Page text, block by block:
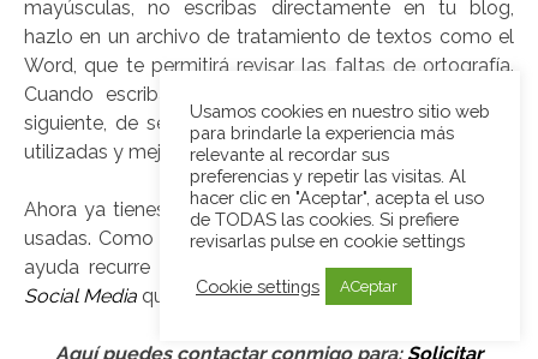
mayúsculas, no escribas directamente en tu blog,
hazlo en un archivo de tratamiento de textos como el
Word, que te permitirá revisar las faltas de ortografía.
Cuando escribas guárdalo y vuelve a leerlo al día
siguiente, de seguro cambiarás algunas de las frases
utilizadas y mejorarás con ello tu mensaje.
Ahora ya tienes todas las herramientas listas para ser
usadas. Como verás no es una tarea fácil. Si precisas
ayuda recurre a un profesional
Community Manager
Social Media que dará un rápido impulso a tu proyecto.
Aquí puedes contactar conmigo para:Solicitar
Usamos cookies en nuestro sitio web
para brindarle la experiencia más
relevante al recordar sus
preferencias y repetir las visitas. Al
hacer clic en "Aceptar", acepta el uso
de TODAS las cookies. Si prefiere
revisarlas pulse en cookie settings
Cookie settings ACeptar